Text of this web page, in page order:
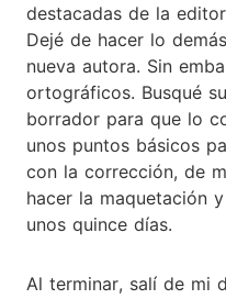
destacadas de la
Dejé de hacer lo
nueva autora. Sin
ortográficos. Busqué
borrador para que lo
unos puntos básicos
con la corrección, de
hacer la maquetación
unos quince días.
Al terminar, salí de mi